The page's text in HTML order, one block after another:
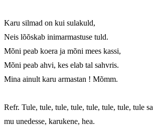
Karu silmad on kui sulakuld,
Neis lõõskab inimarmastuse tuld.
Mõni peab koera ja mõni mees kassi,
Mõni peab ahvi, kes elab tal sahvris.
Mina ainult karu armastan ! Mõmm.
Refr. Tule, tule, tule, tule, tule, tule, tule, tule sa
mu unedesse, karukene, hea.